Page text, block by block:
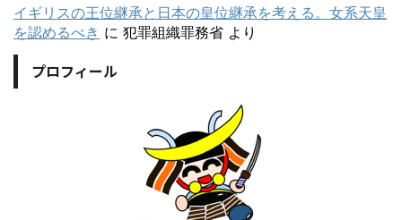
イギリスの王位継承と日本の皇位継承を考える。女系天皇
を認めるべき に 犯罪組織罪務省 より
プロフィール